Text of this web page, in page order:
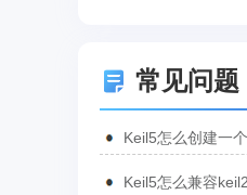
常见问题
Keil5怎么创建一
Keil5怎么兼容